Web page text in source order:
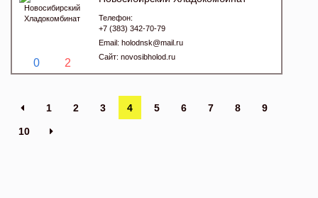
0 2
Телефон:
+7 (383) 342-70-79
Email: holodnsk@mail.ru
Сайт: novosibholod.ru
1 2 3 4 5 6 7 8 9
10